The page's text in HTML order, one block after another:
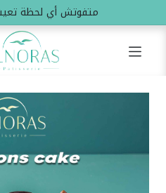
متفوتش أي لحظة